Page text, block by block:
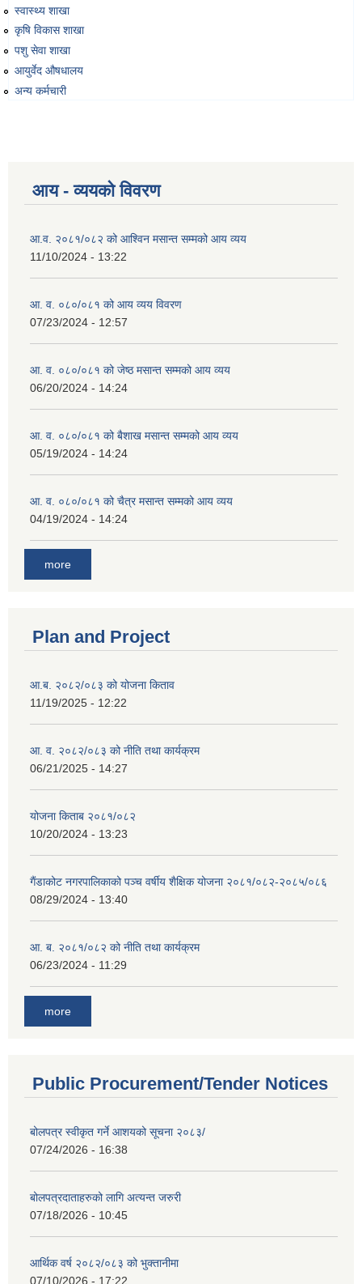
स्वास्थ्य शाखा
कृषि विकास शाखा
पशु सेवा शाखा
आयुर्वेद औषधालय
अन्य कर्मचारी
आय - व्ययको विवरण
आ.व. २०८१/०८२ को आश्विन मसान्त सम्मको आय व्यय
11/10/2024 - 13:22
आ. व. ०८०/०८१ को आय व्यय विवरण
07/23/2024 - 12:57
आ. व. ०८०/०८१ को जेष्ठ मसान्त सम्मको आय व्यय
06/20/2024 - 14:24
आ. व. ०८०/०८१ को बैशाख मसान्त सम्मको आय व्यय
05/19/2024 - 14:24
आ. व. ०८०/०८१ को चैत्र मसान्त सम्मको आय व्यय
04/19/2024 - 14:24
more
Plan and Project
आ.ब. २०८२/०८३ को योजना किताव
11/19/2025 - 12:22
आ. व. २०८२/०८३ को नीति तथा कार्यक्रम
06/21/2025 - 14:27
योजना किताब २०८१/०८२
10/20/2024 - 13:23
गैंडाकोट नगरपालिकाको पञ्च वर्षीय शैक्षिक योजना २०८१/०८२-२०८५/०८६
08/29/2024 - 13:40
आ. ब. २०८१/०८२ को नीति तथा कार्यक्रम
06/23/2024 - 11:29
more
Public Procurement/Tender Notices
बोलपत्र स्वीकृत गर्ने आशयको सूचना २०८३/
07/24/2026 - 16:38
बोलपत्रदाताहरुको लागि अत्यन्त जरुरी
07/18/2026 - 10:45
आर्थिक वर्ष २०८२/०८३ को भुक्तानीमा
07/10/2026 - 17:22